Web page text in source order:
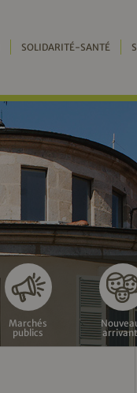
SOLIDARITÉ-SANTÉ
Marchés
publics